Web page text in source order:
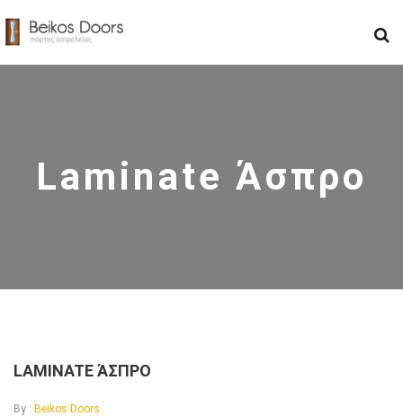
Laminate Άσπρο
LAMINATE ΆΣΠΡΟ
By : Beikos Doors